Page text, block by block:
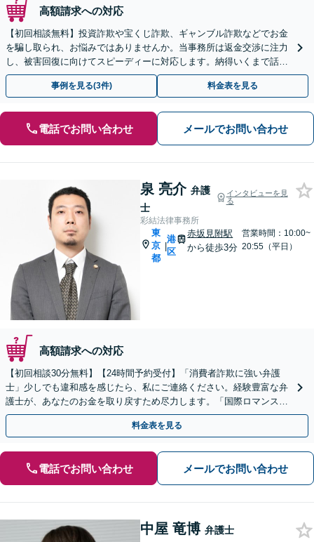
高額請求への対応
【初回相談無料】投資詐欺や宝くじ詐欺、ギャンブル詐欺などでお金
を騙し取られ、お悩みではありませんか。当事務所は返金交渉に注力
し、被害回復に向けてスピーディーに対応します。納得いくまで話し
合って方針を決めるため安心です。【LINE対応】
事例を見る(3件) 料金表を見る
電話でお問い合わせ メールでお問い合わせ
泉 亮介 弁護
士
インタビューを見
る
彩結法律事務所
東
京
都
|
港
区
赤坂見附駅
から徒歩3分
営業時間：10:00~
20:55（平日）
高額請求への対応
【初回相談30分無料】【24時間予約受付】「消費者詐欺に強い弁護
士」少しでも違和感を感じたら、私にご連絡ください。経験豊富な弁
護士が、あなたのお金を取り戻すため尽力します。「国際ロマンス詐
欺／仮想通貨・海外FX詐欺／副業・情報商材詐欺ほか」
料金表を見る
電話でお問い合わせ メールでお問い合わせ
中屋 竜博 弁護士